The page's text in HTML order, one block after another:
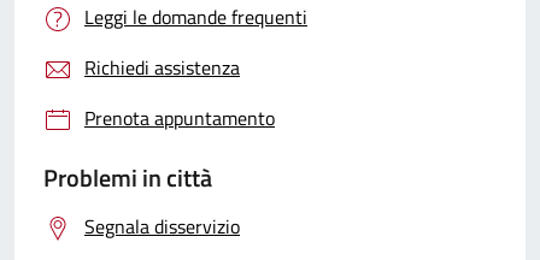
Leggi le domande frequenti
Richiedi assistenza
Prenota appuntamento
Problemi in città
Segnala disservizio